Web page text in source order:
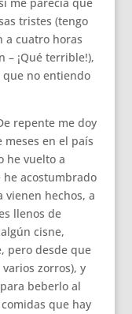
tristes (tengo
a cuatro horas
– ¡Qué terrible!),
que no entiendo
repente me doy
meses en el país
he vuelto a
he acostumbrado
vienen hechos, a
llenos de
cisne,
pero desde que
zorros), y
beberlo al
que hay